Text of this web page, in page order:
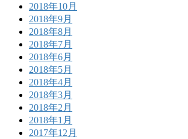
2018年10月
2018年9月
2018年8月
2018年7月
2018年6月
2018年5月
2018年4月
2018年3月
2018年2月
2018年1月
2017年12月